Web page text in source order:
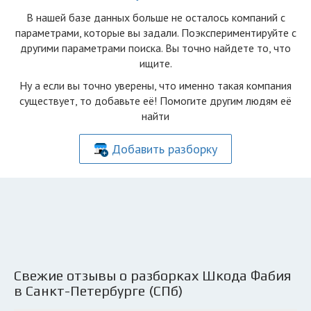
В нашей базе данных больше не осталоcь компаний с
параметрами, которые вы задали. Поэкспериментируйте с
другими параметрами поиска. Вы точно найдете то, что
ищите.
Ну а если вы точно уверены, что именно такая компания
существует, то добавьте её! Помогите другим людям её
найти
Добавить разборку
Свежие отзывы о разборках Шкода Фабия
в Санкт-Петербурге (СПб)